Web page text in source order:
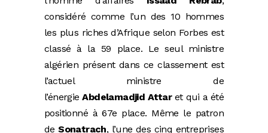
considéré comme l’un des 10 hommes
les plus riches d’Afrique selon Forbes est
classé à la 59 place. Le seul ministre
algérien présent dans ce classement est
l’actuel ministre de
l’énergieAbdelamadjid Attaret qui a été
positionné à 67e place. Même le patron
deSonatrach, l’une des cinq entreprises